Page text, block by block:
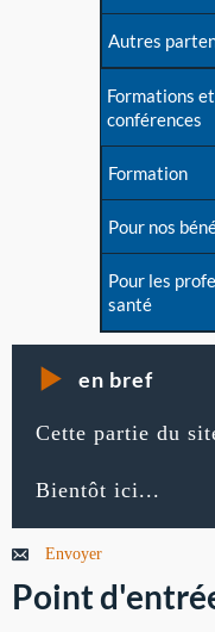
Autres
Formations et
conférences
Formation
Pour nos
Pour les
santé
en bref
Cette partie du
Bientôt ici...
Envoyer
Point